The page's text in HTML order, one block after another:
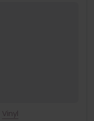
Vinyl